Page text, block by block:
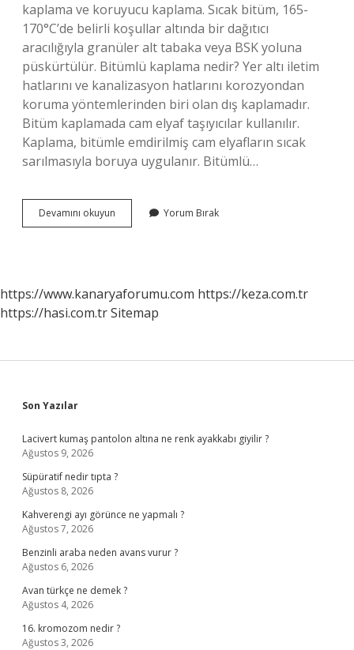
kaplama ve koruyucu kaplama. Sıcak bitüm, 165-
170°C’de belirli koşullar altında bir dağıtıcı
aracılığıyla granüler alt tabaka veya BSK yoluna
püskürtülür. Bitümlü kaplama nedir? Yer altı iletim
hatlarını ve kanalizasyon hatlarını korozyondan
koruma yöntemlerinden biri olan dış kaplamadır.
Bitüm kaplamada cam elyaf taşıyıcılar kullanılır.
Kaplama, bitümle emdirilmiş cam elyafların sıcak
sarılmasıyla boruya uygulanır. Bitümlü…
Devamını okuyun
Sathi
Yorum Bırak
https://www.kanaryaforumu.com https://keza.com.tr
https://hasi.com.trSitemap
Sidebar
Son Yazılar
Lacivert kumaş pantolon altına ne renk ayakkabı giyilir ?
Ağustos 9, 2026
Süpüratif nedir tıpta ?
Ağustos 8, 2026
Kahverengi ayı görünce ne yapmalı ?
Ağustos 7, 2026
Benzinli araba neden avans vurur ?
Ağustos 6, 2026
Avan türkçe ne demek ?
Ağustos 4, 2026
16. kromozom nedir ?
Ağustos 3, 2026